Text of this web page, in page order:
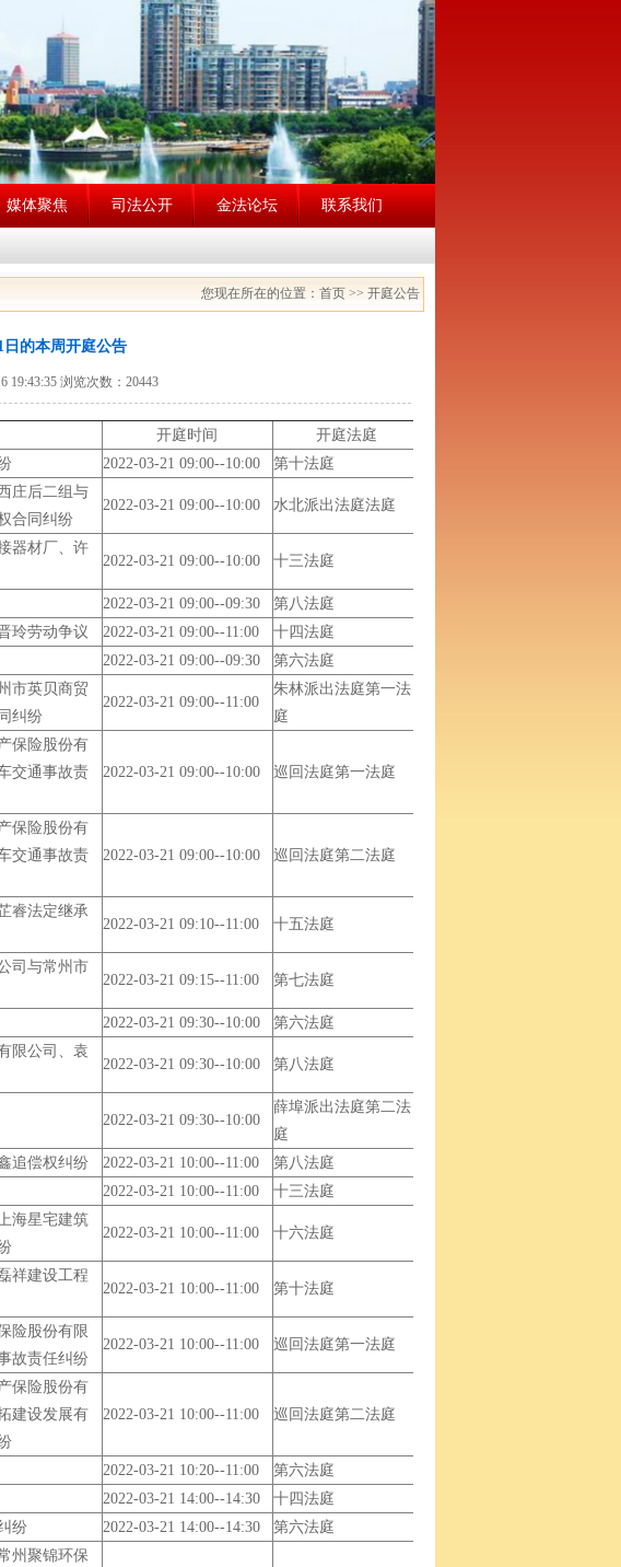
媒体聚焦 司法公开 金法论坛 联系我们
您现在所在的位置：首页 >> 开庭公告
日的本周开庭公告
19:43:35 浏览次数：20443
开庭时间
开庭法庭
2022-03-21 09:00--10:00 第十法庭
庄后二组与
合同纠纷
2022-03-21 09:00--10:00 水北派出法庭法庭
器材厂、许
2022-03-21 09:00--10:00 十三法庭
2022-03-21 09:00--09:30
第八法庭
玲劳动争议 2022-03-21 09:00--11:00
十四法庭
2022-03-21 09:00--09:30 第六法庭
市英贝商贸
纠纷
2022-03-21 09:00--11:00
朱林派出法庭第一法
庭
保险股份有
交通事故责
2022-03-21 09:00--10:00 巡回法庭第一法庭
保险股份有
交通事故责
2022-03-21 09:00--10:00 巡回法庭第二法庭
睿法定继承
2022-03-21 09:10--11:00 十五法庭
司与常州市
2022-03-21 09:15--11:00 第七法庭
2022-03-21 09:30--10:00 第六法庭
限公司、袁
2022-03-21 09:30--10:00 第八法庭
2022-03-21 09:30--10:00
薛埠派出法庭第二法
庭
追偿权纠纷 2022-03-21 10:00--11:00
第八法庭
2022-03-21 10:00--11:00 十三法庭
海星宅建筑
2022-03-21 10:00--11:00 十六法庭
祥建设工程
2022-03-21 10:00--11:00 第十法庭
险股份有限
故责任纠纷
2022-03-21 10:00--11:00 巡回法庭第一法庭
保险股份有
建设发展有
2022-03-21 10:00--11:00 巡回法庭第二法庭
2022-03-21 10:20--11:00
第六法庭
2022-03-21 14:00--14:30
十四法庭
纷 2022-03-21 14:00--14:30 第六法庭
州聚锦环保